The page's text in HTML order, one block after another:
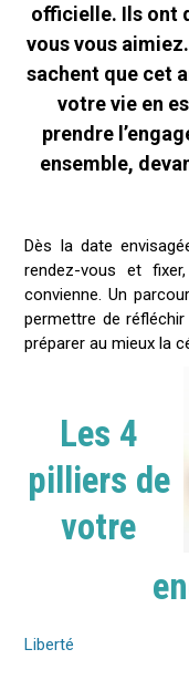
officielle. Ils ont
vous vous
sachent que cet
votre vie en
prendre
ensemble,
Dès la date
rendez-vous et
convienne. Un
permettre de
préparer au mieux la
Les 4
pilliers de
votre
Liberté